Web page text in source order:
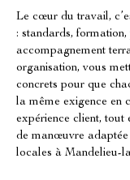
Le cœur du travail,
: standards,
accompagnement
organisation, vous
concrets pour que
la même exigence en
expérience client, tout
de manœuvre adaptée
locales à Mandelieu-